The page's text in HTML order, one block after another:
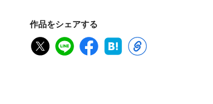
作品をシェアする